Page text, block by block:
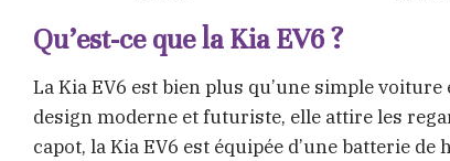
Qu’est-ce que la Kia EV6 ?
La Kia EV6 est bien plus qu’une simple
design moderne et futuriste, elle attire les
capot, la Kia EV6 est équipée d’une batterie